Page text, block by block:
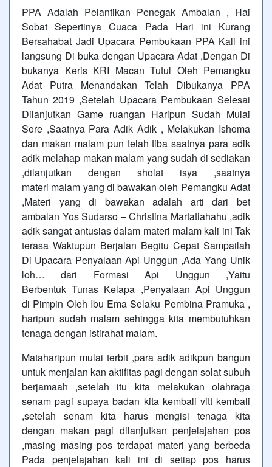
PPA Adalah Pelantikan Penegak Ambalan , Hai
Sobat Sepertinya Cuaca Pada Hari ini Kurang
Bersahabat Jadi Upacara Pembukaan PPA Kali ini
langsung Di buka dengan Upacara Adat ,Dengan Di
bukanya Keris KRI Macan Tutul Oleh Pemangku
Adat Putra Menandakan Telah Dibukanya PPA
Tahun 2019 ,Setelah Upacara Pembukaan Selesai
Dilanjutkan Game ruangan Haripun Sudah Mulai
Sore ,Saatnya Para Adik Adik , Melakukan Ishoma
dan makan malam pun telah tiba saatnya para adik
adik melahap makan malam yang sudah di sediakan
,dilanjutkan dengan sholat isya ,saatnya
materi malam yang di bawakan oleh Pemangku Adat
,Materi yang di bawakan adalah arti dari bet
ambalan Yos Sudarso – Christina Martatiahahu ,adik
adik sangat antusias dalam materi malam kali ini Tak
terasa Waktupun Berjalan Begitu Cepat Sampailah
Di Upacara Penyalaan Api Unggun ,Ada Yang Unik
loh… dari Formasi Api Unggun ,Yaitu
Berbentuk Tunas Kelapa ,Penyalaan Api Unggun
di Pimpin Oleh Ibu Ema Selaku Pembina Pramuka ,
haripun sudah malam sehingga kita membutuhkan
tenaga dengan istirahat malam.
Mataharipun mulai terbit ,para adik adikpun bangun
untuk menjalan kan aktifitas pagi dengan solat subuh
berjamaah ,setelah itu kita melakukan olahraga
senam pagi supaya badan kita kembali vitt kembali
,setelah senam kita harus mengisi tenaga kita
dengan makan pagi dilanjutkan penjelajahan pos
,masing masing pos terdapat materi yang berbeda
Pada penjelajahan kali ini di setiap pos harus